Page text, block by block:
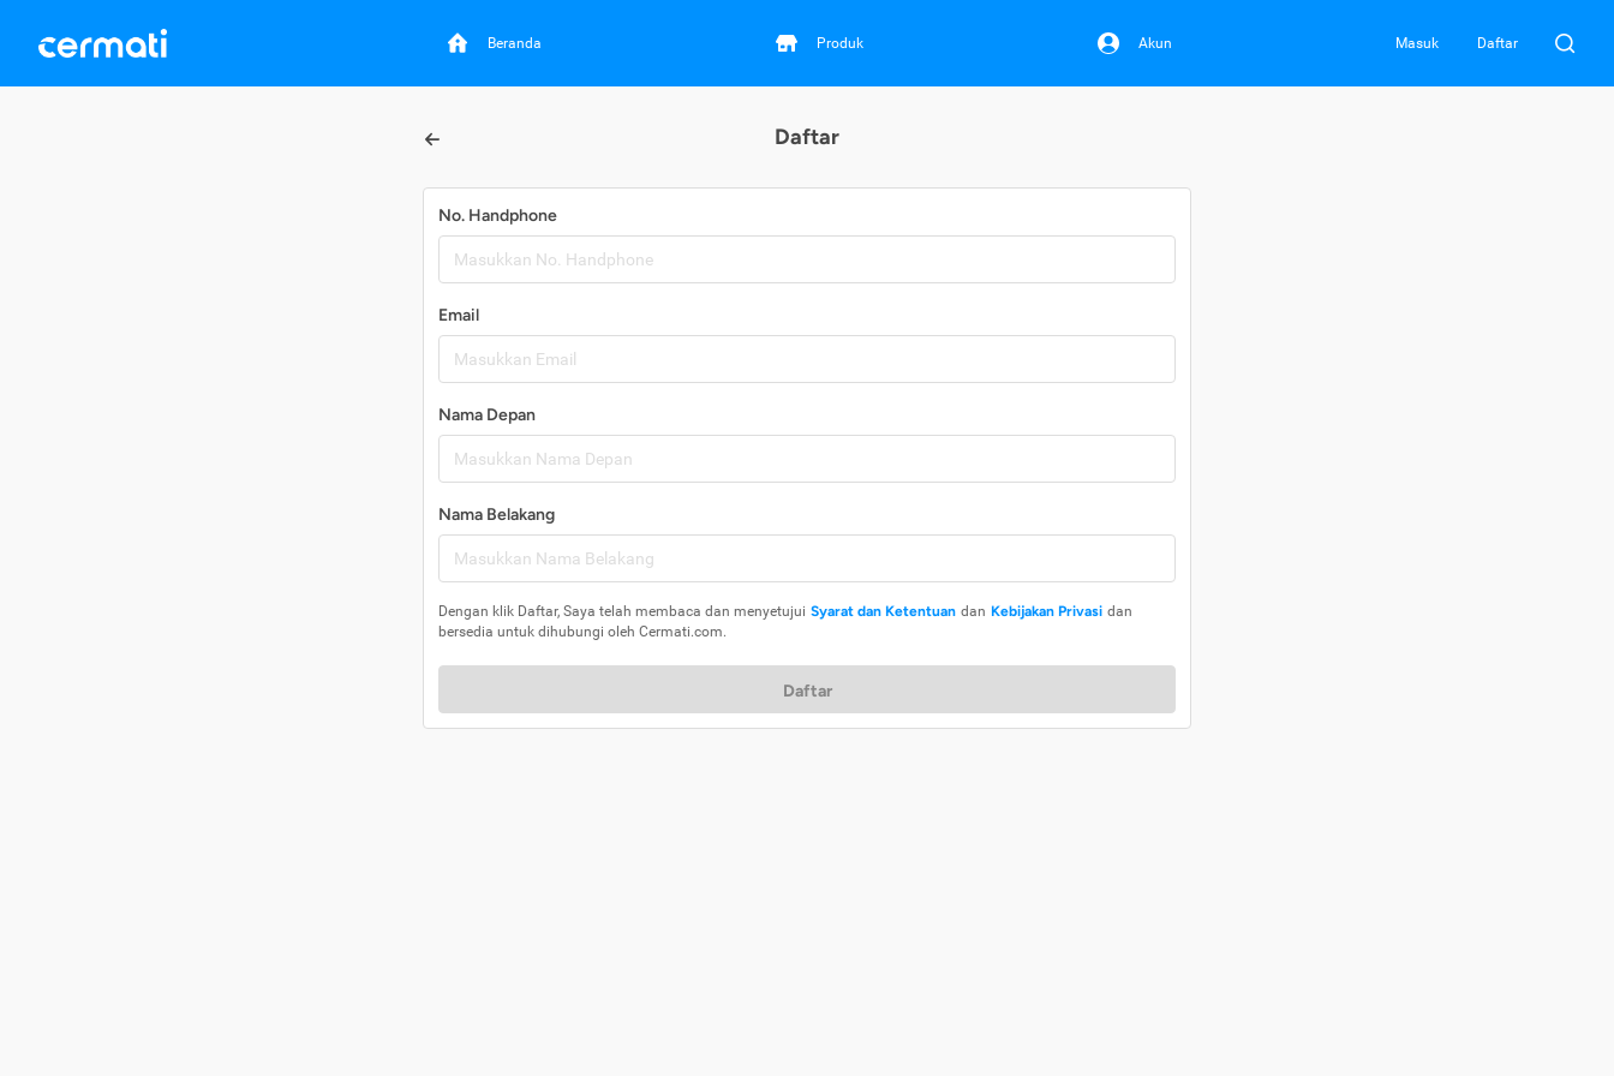
Beranda Produk Akun Masuk Daftar
Daftar
No. Handphone
Email
Nama Depan
Nama Belakang
Dengan klik Daftar, Saya telah membaca dan menyetujui Syarat dan Ketentuan dan Kebijakan Privasi dan
bersedia untuk dihubungi oleh Cermati.com.
Daftar